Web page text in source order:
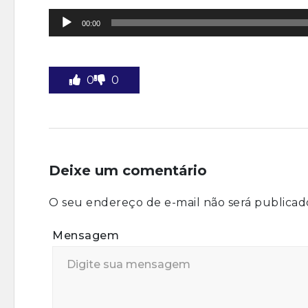
Tocador
áudio
00:00
0 0
Deixe um comentário
O seu endereço de e-mail não será
Mensagem